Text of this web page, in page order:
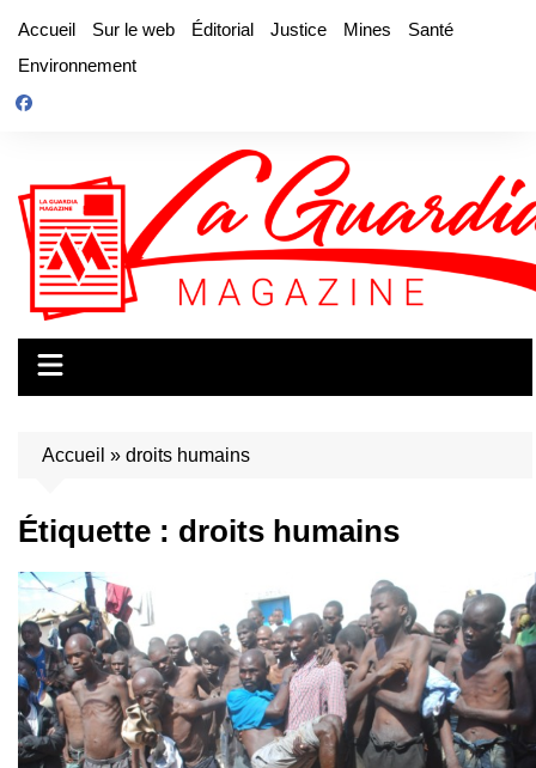
contenu
Accueil Sur le web Éditorial Justice Mines
Santé
Environnement
Accueil » droits humains
Étiquette : droits humains